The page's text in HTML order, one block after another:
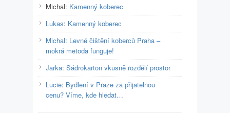
Michal: Kamenný koberec
Lukas: Kamenný koberec
Michal: Levné čištění koberců Praha –
mokrá metoda funguje!
Jarka: Sádrokarton vkusně rozdělí prostor
Lucie: Bydlení v Praze za přijatelnou
cenu? Víme, kde hledat…